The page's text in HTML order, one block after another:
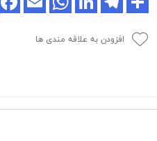
افزودن به علاقه مندی ها